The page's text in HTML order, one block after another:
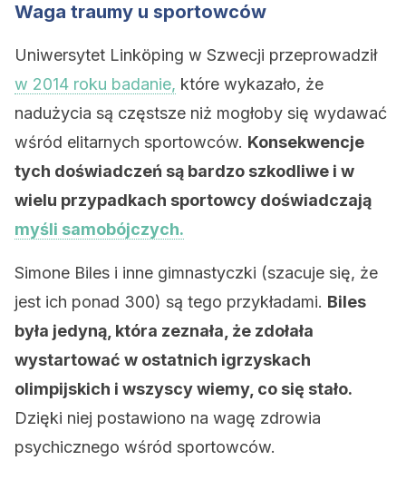
Waga traumy u sportowców
Uniwersytet Linköping w Szwecji przeprowadził
w 2014 roku badanie, które wykazało, że
nadużycia są częstsze niż mogłoby się wydawać
wśród elitarnych sportowców. Konsekwencje
tych doświadczeń są bardzo szkodliwe i w
wielu przypadkach sportowcy doświadczają
myśli samobójczych.
Simone Biles i inne gimnastyczki (szacuje się, że
jest ich ponad 300) są tego przykładami. Biles
była jedyną, która zeznała, że zdołała
wystartować w ostatnich igrzyskach
olimpijskich i wszyscy wiemy, co się stało.
Dzięki niej postawiono na wagę zdrowia
psychicznego wśród sportowców.